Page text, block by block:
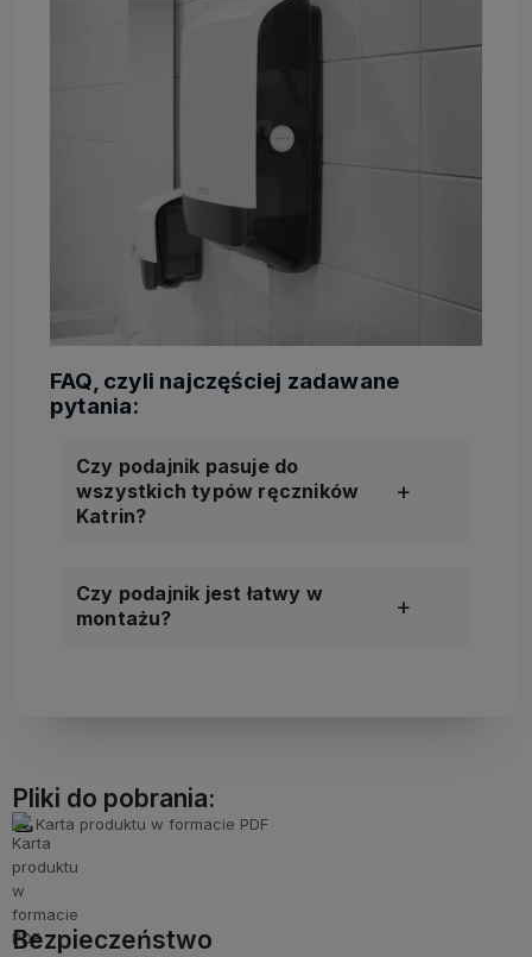
Czy podajnik pasuje do
wszystkich typów ręczników
Katrin?
Czy podajnik jest łatwy w
montażu?
Pliki do pobrania:
Karta produktu w formacie PDF
Bezpieczeństwo